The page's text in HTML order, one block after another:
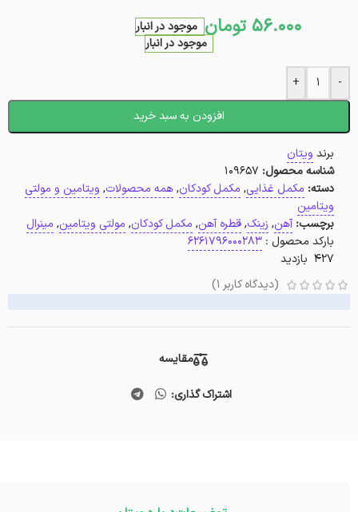
56.000 تومان موجود در انبار
موجود در انبار
-
+
افزودن به سبد خرید
برند ویتان
شناسه محصول: 109657
دسته: مکمل غذایی, مکمل کودکان,همه محصولات, ویتامین و مولتی
ویتامین
برچسب: آهن, زینک,قطره آهن, مکمل کودکان, مولتی ویتامین, مینرال
بارکد محصول : 6261796000283
427 بازدید
(دیدگاه کاربر 1
)
مقایسه
اشتراک گذاری: